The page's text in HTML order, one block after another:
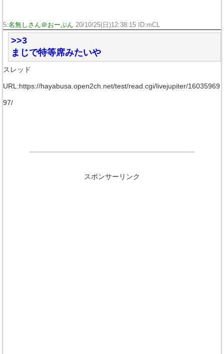
5:名無しさん＠おーぷん 20/10/25(日)12:38:15 ID:mCL
>>3
まじで特等席みたいや
スレッド
URL:https://hayabusa.open2ch.net/test/read.cgi/livejupiter/16035969
97/
スポンサーリンク